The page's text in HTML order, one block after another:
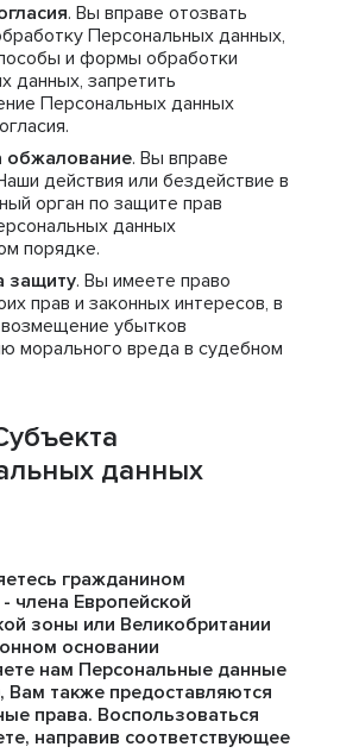
. Вы вправе отозвать
Персональных данных,
и формы обработки
данных, запретить
Персональных данных
обжалование. Вы вправе
действия или бездействие в
орган по защите прав
данных
порядке.
защиту. Вы имеете право
прав и законных интересов, в
убытков
морального вреда в судебном
данных
гражданином
- члена Европейской
зоны или Великобритании
основании
нам Персональные данные
Вам также предоставляются
права. Воспользоваться
направив соответствующее